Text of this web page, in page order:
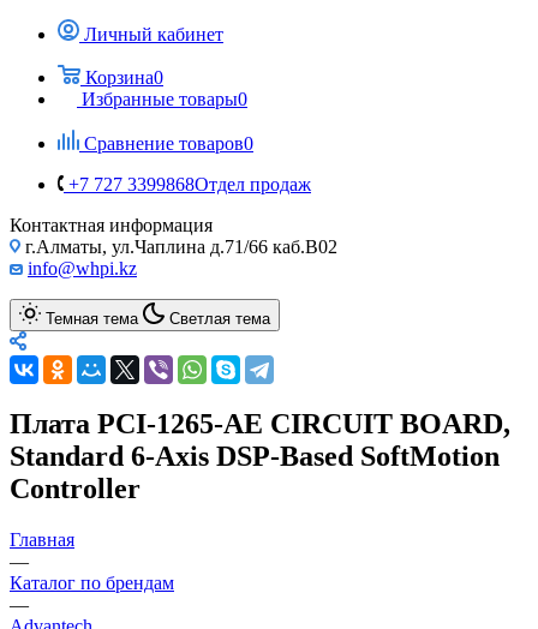
Личный кабинет
Корзина0
Избранные товары0
Сравнение товаров0
+7 727 3399868Отдел продаж
Контактная информация
г.Алматы, ул.Чаплина д.71/66 каб.B02
info@whpi.kz
Темная тема Светлая тема
Плата PCI-1265-AE CIRCUIT BOARD,
Standard 6-Axis DSP-Based SoftMotion
Controller
Главная
—
Каталог по брендам
—